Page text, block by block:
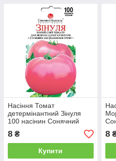
Насіння Томат
детермінантний Зінуля
100 насінин Сонячний
Березень
8 ₴
Купити
8